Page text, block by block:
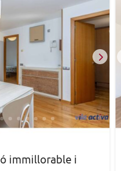
immillorable i